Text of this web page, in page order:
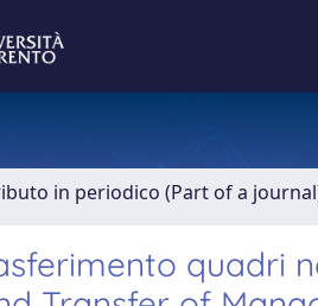
in periodico (Part of a
quadri